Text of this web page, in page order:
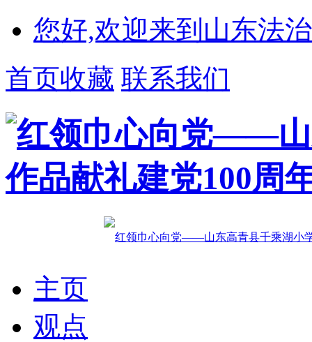
您好,欢迎来到山东法
首页收藏 联系我们
主页
观点